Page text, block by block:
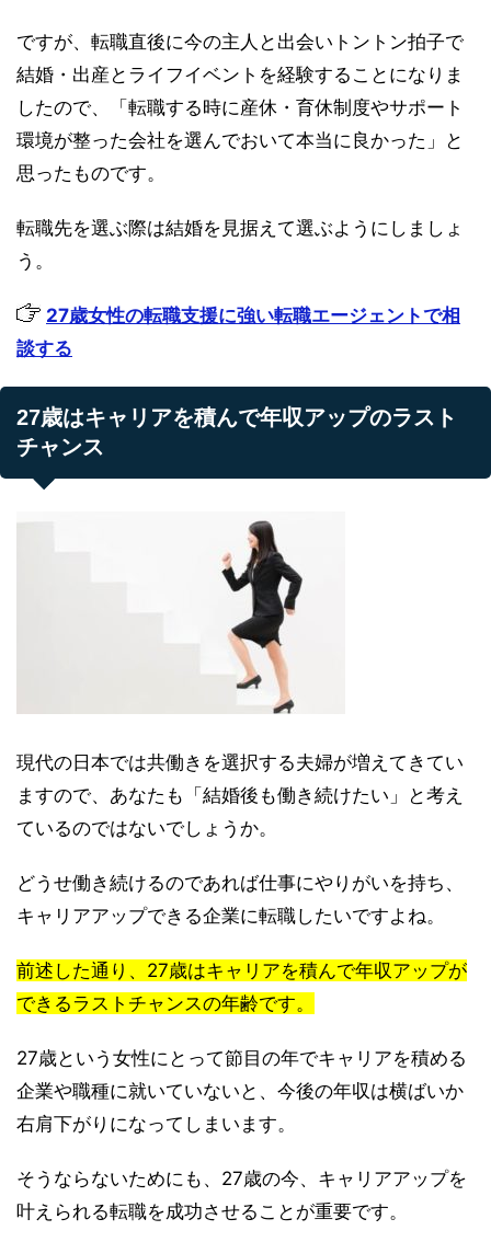
ですが、転職直後に今の主人と出会いトントン拍子で
結婚・出産とライフイベントを経験することになりま
したので、「転職する時に産休・育休制度やサポート
環境が整った会社を選んでおいて本当に良かった」と
思ったものです。
転職先を選ぶ際は結婚を見据えて選ぶようにしましょ
う。
27歳女性の転職支援に強い転職エージェントで相
談する
27歳はキャリアを積んで年収アップのラスト
チャンス
現代の日本では共働きを選択する夫婦が増えてきてい
ますので、あなたも「結婚後も働き続けたい」と考え
ているのではないでしょうか。
どうせ働き続けるのであれば仕事にやりがいを持ち、
キャリアアップできる企業に転職したいですよね。
前述した通り、27歳はキャリアを積んで年収アップが
できるラストチャンスの年齢です。
27歳という女性にとって節目の年でキャリアを積める
企業や職種に就いていないと、今後の年収は横ばいか
右肩下がりになってしまいます。
そうならないためにも、27歳の今、キャリアアップを
叶えられる転職を成功させることが重要です。